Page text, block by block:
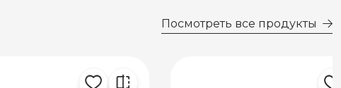
Посмотреть все продукты